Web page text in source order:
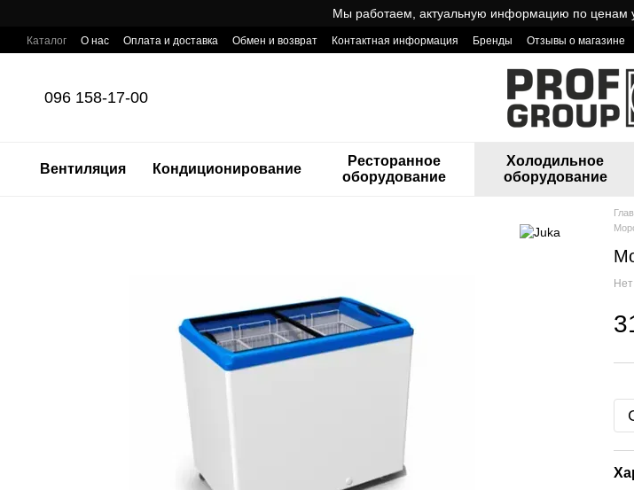
Мы работаем, актуальную информацию по ценам
Каталог О нас Оплата и доставка Обмен и возврат Контактная информация Бренды Отзывы о магазине
096 158-17-00
Вентиляция Кондиционирование
Ресторанное
оборудование
Холодильное
оборудование